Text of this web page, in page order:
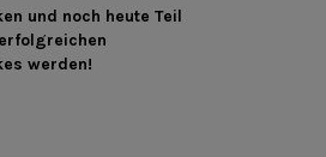
und noch heute Teil
werden!